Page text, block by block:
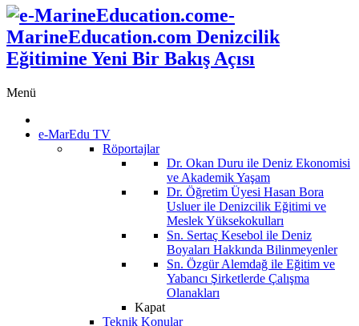
e-
MarineEducation.com Denizcilik
Eğitimine Yeni Bir Bakış Açısı
Menü
e-MarEdu TV
Röportajlar
Dr. Okan Duru ile Deniz Ekonomisi
ve Akademik Yaşam
Dr. Öğretim Üyesi Hasan Bora
Usluer ile Denizcilik Eğitimi ve
Meslek Yüksekokulları
Sn. Sertaç Kesebol ile Deniz
Boyaları Hakkında Bilinmeyenler
Sn. Özgür Alemdağ ile Eğitim ve
Yabancı Şirketlerde Çalışma
Olanakları
Kapat
Teknik Konular